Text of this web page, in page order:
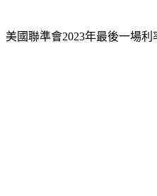
美國聯準會2023年最後一場